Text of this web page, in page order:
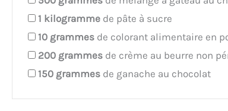
1 kilogramme de pâte à sucre
10 grammes de colorant alimentaire en
200 grammes de crème au beurre non
150 grammes de ganache au chocolat